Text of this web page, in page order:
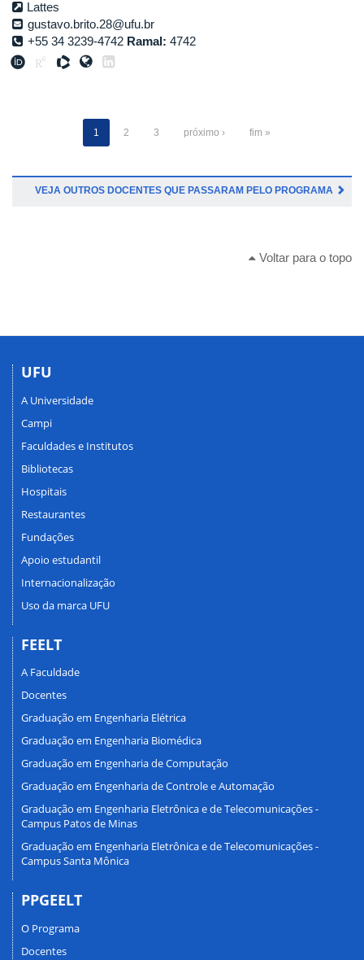
Lattes
gustavo.brito.28@ufu.br
+55 34 3239-4742 Ramal: 4742
1 2 3 próximo › fim »
VEJA OUTROS DOCENTES QUE PASSARAM PELO PROGRAMA
Voltar para o topo
UFU
A Universidade
Campi
Faculdades e Institutos
Bibliotecas
Hospitais
Restaurantes
Fundações
Apoio estudantil
Internacionalização
Uso da marca UFU
FEELT
A Faculdade
Docentes
Graduação em Engenharia Elétrica
Graduação em Engenharia Biomédica
Graduação em Engenharia de Computação
Graduação em Engenharia de Controle e Automação
Graduação em Engenharia Eletrônica e de Telecomunicações -
Campus Patos de Minas
Graduação em Engenharia Eletrônica e de Telecomunicações -
Campus Santa Mônica
PPGEELT
O Programa
Docentes